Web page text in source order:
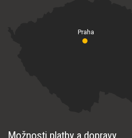
Praha
Možnosti platby a dopravy